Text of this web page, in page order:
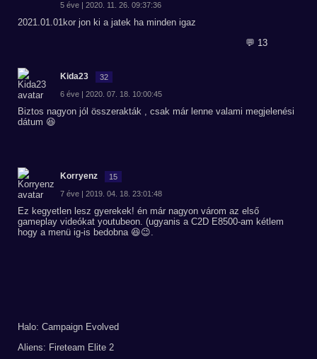
5 éve | 2020. 11. 26. 09:37:36
2021.01.01kor jon ki a jatek ha minden igaz
💬 13
Kida23 32
6 éve | 2020. 07. 18. 10:00:45
Biztos nagyon jól összerakták , csak már lenne valami megjelenési
dátum 😆
Korryenz 15
7 éve | 2019. 04. 18. 23:01:48
Ez kegyetlen lesz gyerekek! én már nagyon várom az első
gameplay videókat youtubeon. (ugyanis a C2D E8500-am kétlem
hogy a menü ig-is bedobna 😆😉.
Halo: Campaign Evolved
Aliens: Fireteam Elite 2